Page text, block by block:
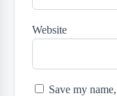
Website
Save my